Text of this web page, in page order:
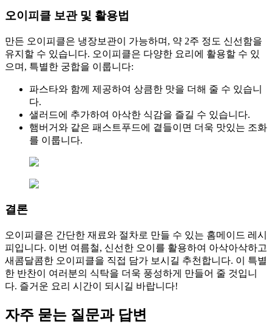
오이피클 보관 및 활용법
만든 오이피클은 냉장보관이 가능하며, 약 2주 정도 신선함을
유지할 수 있습니다. 오이피클은 다양한 요리에 활용할 수 있
으며, 특별한 궁합을 이룹니다:
파스타와 함께 제공하여 상큼한 맛을 더해 줄 수 있습니
다.
샐러드에 추가하여 아삭한 식감을 즐길 수 있습니다.
햄버거와 같은 패스트푸드에 곁들이면 더욱 맛있는 조화
를 이룹니다.
결론
오이피클은 간단한 재료와 절차로 만들 수 있는 홈메이드 레시
피입니다. 이번 여름철, 신선한 오이를 활용하여 아삭아삭하고
새콤달콤한 오이피클을 직접 담가 보시길 추천합니다. 이 특별
한 반찬이 여러분의 식탁을 더욱 풍성하게 만들어 줄 것입니
다. 즐거운 요리 시간이 되시길 바랍니다!
자주 묻는 질문과 답변